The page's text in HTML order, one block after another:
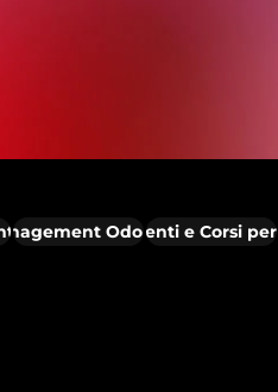
Odontoiatrico
News Eventi e Corsi